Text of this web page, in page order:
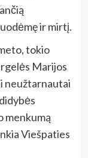
ir mirtį.
tokio
Marijos
neužtarnautai
menkumą
Viešpaties